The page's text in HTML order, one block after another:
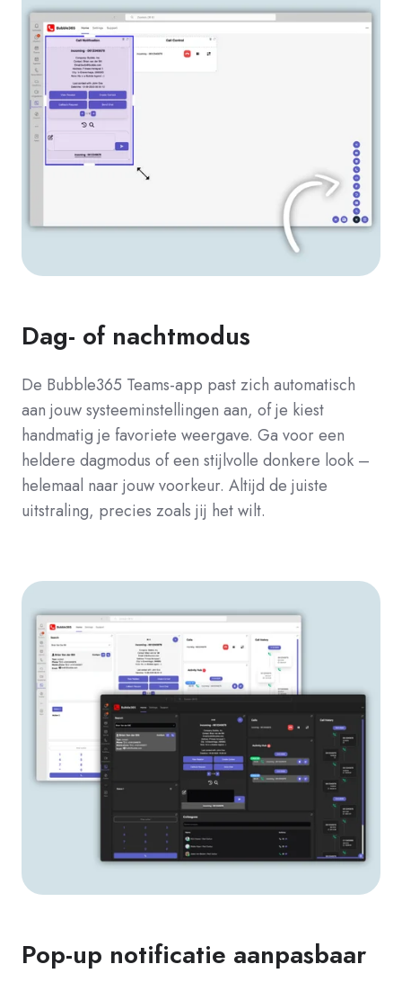
Dag- of nachtmodus
De Bubble365 Teams-app past zich automatisch
aan jouw systeeminstellingen aan, of je kiest
handmatig je favoriete weergave. Ga voor een
heldere dagmodus of een stijlvolle donkere look –
helemaal naar jouw voorkeur. Altijd de juiste
uitstraling, precies zoals jij het wilt.
Pop-up notificatie aanpasbaar